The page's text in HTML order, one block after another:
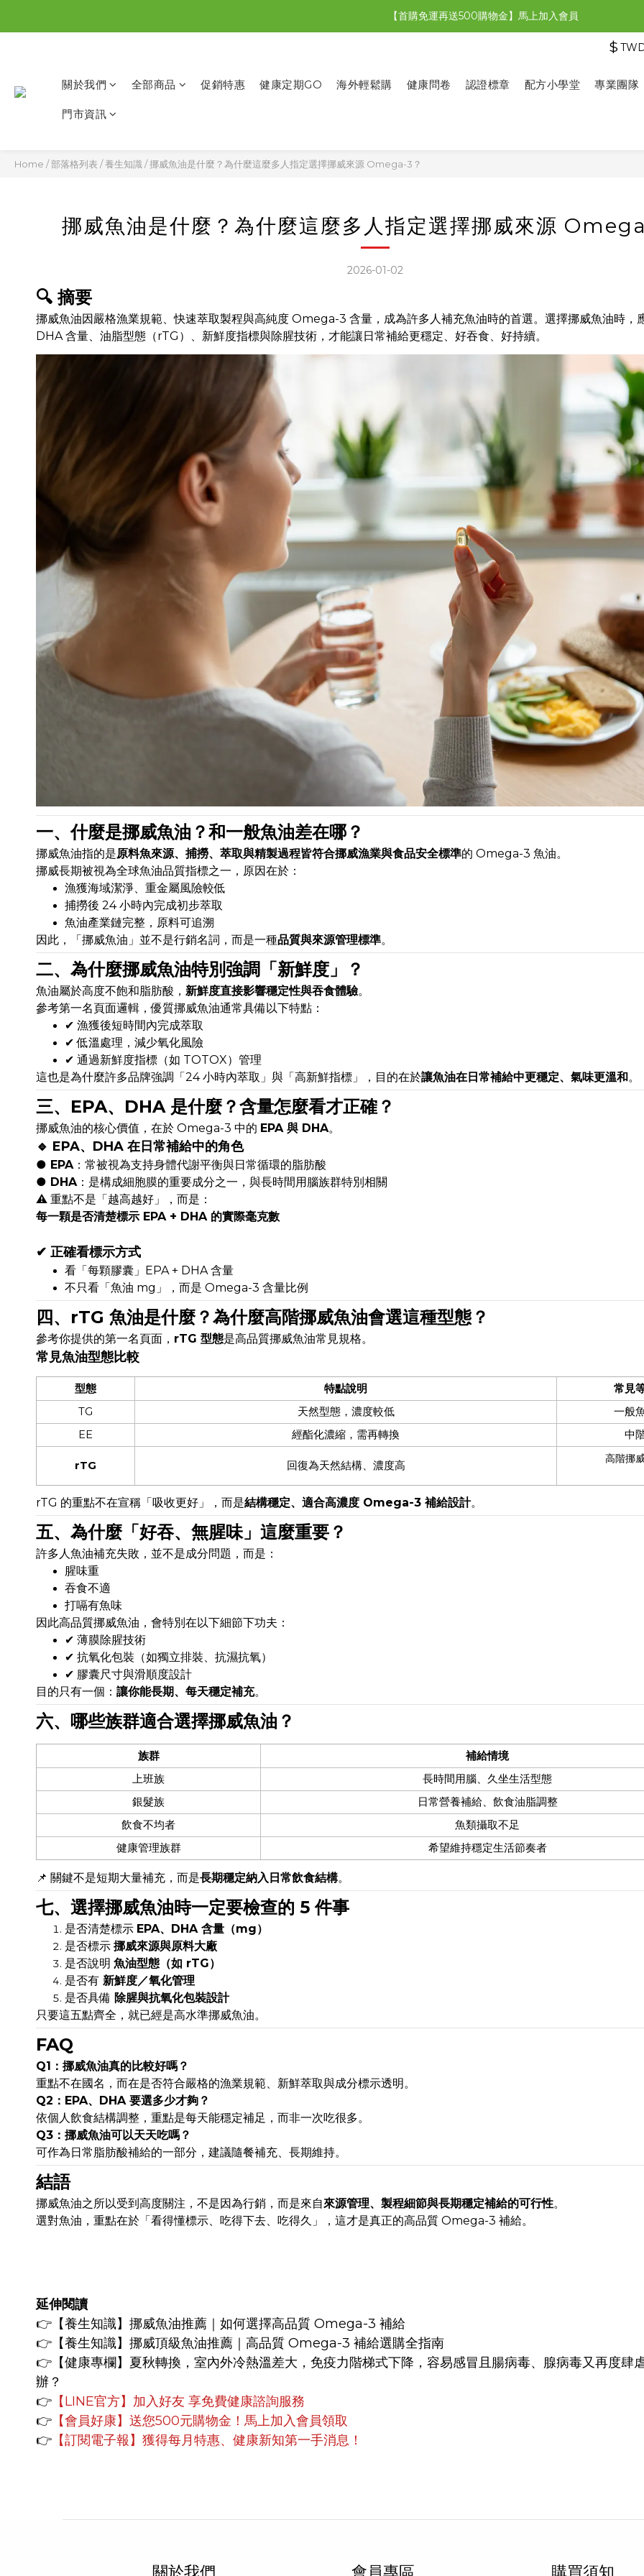
【限時特惠】全館滿1,000送500購物金！
【首購免運再送500購物金】馬上加入會員
$
關於我們 全部商品 促銷特惠 健康定期GO 海外輕鬆購 健康問卷 認證標章 配方小學堂 專業團隊
門市資訊
Home /部落格列表 /養生知識 /挪威魚油是什麼？為什麼這麼多人指定選擇挪威來源 Omega-3？
挪威魚油是什麼？為什麼這麼多人指定選擇挪威來源
2026-01-02
🔍 摘要
挪威魚油因嚴格漁業規範、快速萃取製程與高純度 Omega-3 含量，成為許多人補充魚油時的首選。選擇挪威魚油時，
DHA 含量、油脂型態（rTG）、新鮮度指標與除腥技術，才能讓日常補給更穩定、好吞食、好持續。
一、什麼是挪威魚油？和一般魚油差在哪？
挪威魚油指的是原料魚來源、捕撈、萃取與精製過程皆符合挪威漁業與食品安全標準的 Omega-3 魚油。
挪威長期被視為全球魚油品質指標之一，原因在於：
漁獲海域潔淨、重金屬風險較低
捕撈後 24 小時內完成初步萃取
魚油產業鏈完整，原料可追溯
因此，「挪威魚油」並不是行銷名詞，而是一種品質與來源管理標準。
二、為什麼挪威魚油特別強調「新鮮度」？
魚油屬於高度不飽和脂肪酸， 新鮮度直接影響穩定性與吞食體驗。
參考第一名頁面邏輯，優質挪威魚油通常具備以下特點：
✔ 漁獲後短時間內完成萃取
✔ 低溫處理，減少氧化風險
✔ 通過新鮮度指標（如 TOTOX）管理
這也是為什麼許多品牌強調「24 小時內萃取」與「高新鮮指標」，目的在於讓魚油在日常補給中更穩定、氣味更溫和。
三、EPA、DHA 是什麼？含量怎麼看才正確？
挪威魚油的核心價值，在於 Omega-3 中的 EPA 與 DHA。
🔹 EPA、DHA 在日常補給中的角色
● EPA：常被視為支持身體代謝平衡與日常循環的脂肪酸
● DHA：是構成細胞膜的重要成分之一，與長時間用腦族群特別相關
⚠️ 重點不是「越高越好」，而是：
每一顆是否清楚標示 EPA + DHA 的實際毫克數
✔ 正確看標示方式
看「每顆膠囊」EPA + DHA 含量
不只看「魚油 mg」，而是 Omega-3 含量比例
四、rTG 魚油是什麼？為什麼高階挪威魚油會選這種型態？
參考你提供的第一名頁面， rTG 型態是高品質挪威魚油常見規格。
常見魚油型態比較
型態 特點說明
常見
TG
天然型態，濃度較低
一般
EE
經酯化濃縮，需再轉換 中
rTG 回復為天然結構、濃度高
高階挪
rTG 的重點不在宣稱「吸收更好」，而是結構穩定、適合高濃度 Omega-3 補給設計。
五、為什麼「好吞、無腥味」這麼重要？
許多人魚油補充失敗，並不是成分問題，而是：
腥味重
吞食不適
打嗝有魚味
因此高品質挪威魚油，會特別在以下細節下功夫：
✔ 薄膜除腥技術
✔ 抗氧化包裝（如獨立排裝、抗濕抗氧）
✔ 膠囊尺寸與滑順度設計
目的只有一個： 讓你能長期、每天穩定補充。
六、哪些族群適合選擇挪威魚油？
族群
補給情境
上班族
長時間用腦、久坐生活型態
銀髮族
日常營養補給、飲食油脂調整
飲食不均者
魚類攝取不足
健康管理族群
希望維持穩定生活節奏者
📌 關鍵不是短期大量補充，而是長期穩定納入日常飲食結構。
七、選擇挪威魚油時一定要檢查的 5 件事
是否清楚標示 EPA、DHA 含量（mg）
是否標示 挪威來源與原料大廠
是否說明 魚油型態（如 rTG）
是否有 新鮮度／氧化管理
是否具備 除腥與抗氧化包裝設計
只要這五點齊全，就已經是高水準挪威魚油。
FAQ
Q1：挪威魚油真的比較好嗎？
重點不在國名，而在是否符合嚴格的漁業規範、新鮮萃取與成分標示透明。
Q2：EPA、DHA 要選多少才夠？
依個人飲食結構調整，重點是每天能穩定補足，而非一次吃很多。
Q3：挪威魚油可以天天吃嗎？
可作為日常脂肪酸補給的一部分，建議隨餐補充、長期維持。
結語
挪威魚油之所以受到高度關注，不是因為行銷，而是來自來源管理、製程細節與長期穩定補給的可行性。
選對魚油，重點在於「看得懂標示、吃得下去、吃得久」，這才是真正的高品質 Omega-3 補給。
延伸閱讀
👉 【養生知識】 挪威魚油推薦｜如何選擇高品質 Omega-3 補給
👉 【養生知識】 挪威頂級魚油推薦｜高品質 Omega-3 補給選購全指南
👉【健康專欄】 夏秋轉換，室內外冷熱溫差大，免疫力階梯式下降，容易感冒且腸病毒、腺病毒又再度肆
辦？
👉 【LINE官方】 加入好友 享免費健康諮詢服務
👉 【會員好康】 送您500元購物金！馬上加入會員領取
👉 【訂閱電子報】獲得每月特惠、健康新知第一手消息！
關於我們 會員專區 購買須知